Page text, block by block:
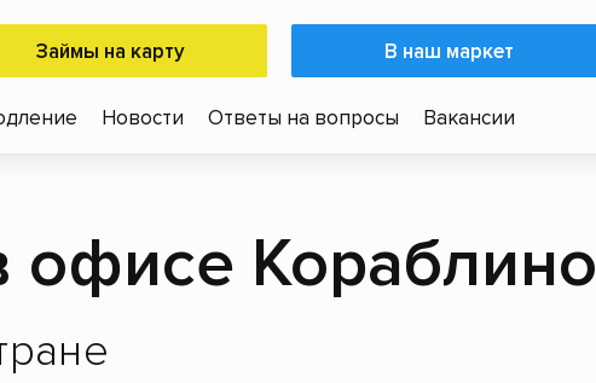
Займы на карту В наш маркет
Новости Ответы на вопросы Вакансии
Кораблино